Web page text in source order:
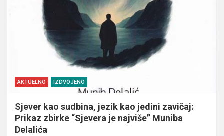
AKTUELNO IZDVOJENO
Sjever kao sudbina, jezik kao jedini zavičaj:
Prikaz zbirke “Sjevera je najviše” Muniba
Delalića